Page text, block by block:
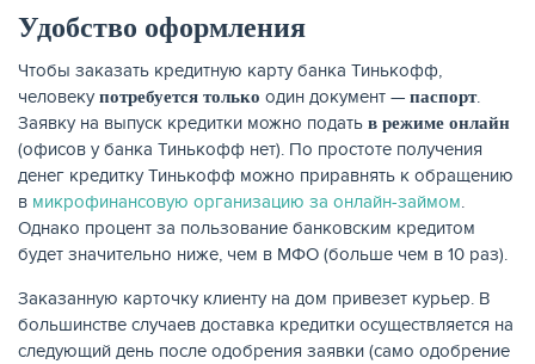
НАКОПЛЕНИЯ
Удобство оформления
Чтобы заказать кредитную карту банка Тинькофф,
человекупотребуется только один документ — паспорт.
Заявку на выпуск кредитки можно подать в режиме онлайн
(офисов у банка Тинькофф нет). По простоте получения
денег кредитку Тинькофф можно приравнять к обращению
в микрофинансовую организацию за онлайн-займом.
Однако процент за пользование банковским кредитом
будет значительно ниже, чем в МФО (больше чем в 10 раз).
Заказанную карточку клиенту на дом привезет курьер. В
большинстве случаев доставка кредитки осуществляется на
следующий день после одобрения заявки (само одобрение